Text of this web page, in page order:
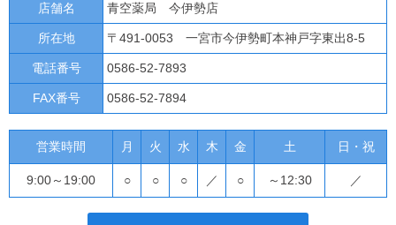
店舗名 青空薬局 今伊勢店
所在地 〒491-0053 一宮市今伊勢町本神戸字東出8-5
電話番号 0586-52-7893
FAX番号 0586-52-7894
営業時間 月 火 水 木 金 土 日・祝
9:00～19:00 ○ ○ ○ ／ ○ ～12:30 ／